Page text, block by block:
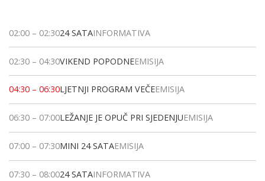
02:00 – 02:3024 SATAINFORMATIVA
02:30 – 04:30VIKEND POPODNEEMISIJA
04:30 – 06:30LJETNJI PROGRAM VEČEEMISIJA
06:30 – 07:00LEŽANJE JE OPUČ PRI SJEDENJUEMISIJA
07:00 – 07:30MINI 24 SATAEMISIJA
07:30 – 08:0024 SATAINFORMATIVA